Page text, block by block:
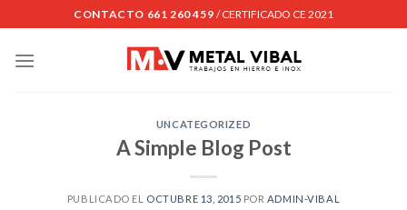
to
content
CONTACTO 661 260 459 / CERTIFICADO CE 2021
UNCATEGORIZED
A Simple Blog Post
PUBLICADO EL OCTUBRE 13, 2015 POR ADMIN-VIBAL